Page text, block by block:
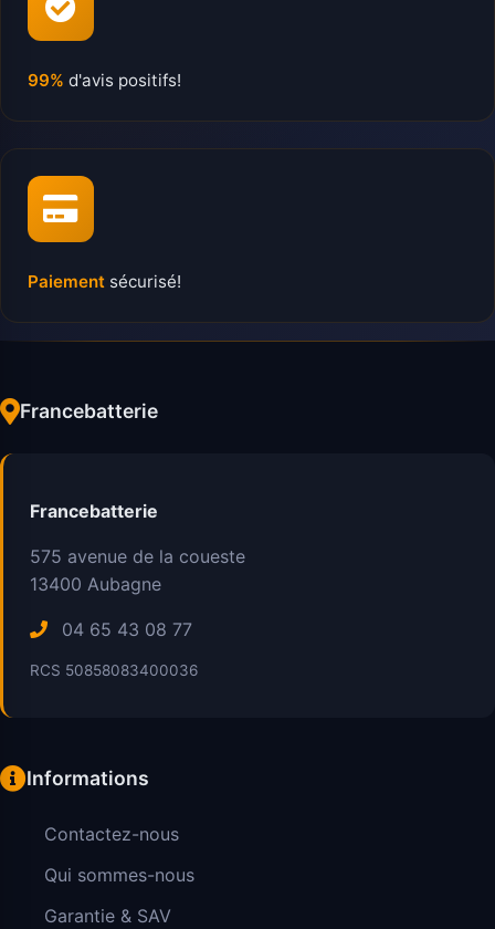
99% d'avis positifs!
Paiement sécurisé!
Francebatterie
Francebatterie
575 avenue de la coueste
13400 Aubagne
04 65 43 08 77
RCS 50858083400036
Informations
Contactez-nous
Qui sommes-nous
Garantie & SAV